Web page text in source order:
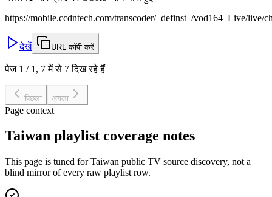
https://mobile.ccdntech.com/transcoder/_definst_/vod164_Live/live/
देखें URL कॉपी करें
पेज 1 / 1, 7 में से 7 दिख रहे हैं
पिछला अगला
Page context
Taiwan playlist coverage notes
This page is tuned for Taiwan public TV source discovery, not a
blind mirror of every raw playlist row.